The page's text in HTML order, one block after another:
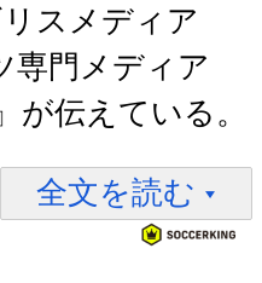
スメディア
専門メディア
が伝えている。
全文を読む